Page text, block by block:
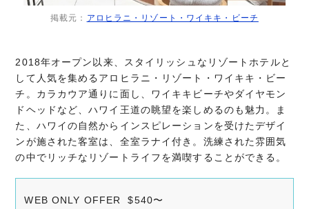
掲載元： アロヒラニ・リゾート・ワイキキ・ビーチ
2018年オープン以来、スタイリッシュなリゾートホテルと
して人気を集めるアロヒラニ・リゾート・ワイキキ・ビー
チ。カラカウア通りに面し、ワイキキビーチやダイヤモン
ドヘッドなど、ハワイ王道の眺望を楽しめるのも魅力。ま
た、ハワイの自然からインスピレーションを受けたデザイ
ンが施された客室は、全室ラナイ付き。洗練された雰囲気
の中でリッチなリゾートライフを満喫することができる。
WEB ONLY OFFER $540〜